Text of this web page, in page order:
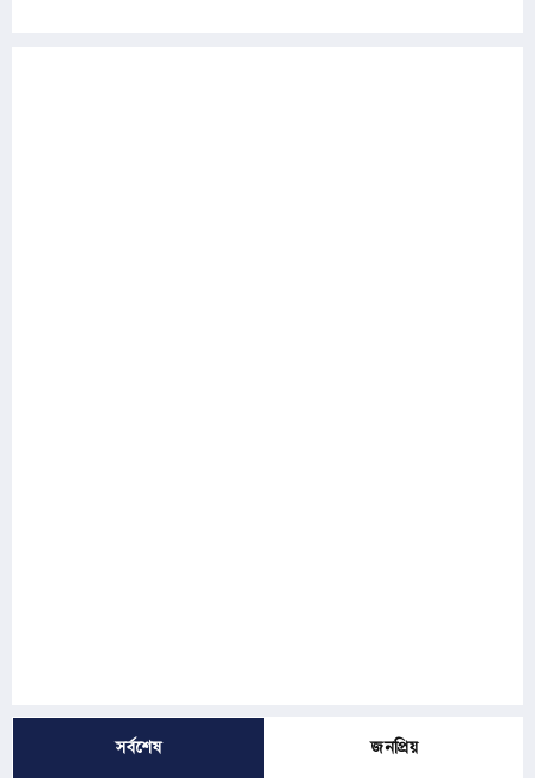
সর্বশেষ জনপ্রিয়